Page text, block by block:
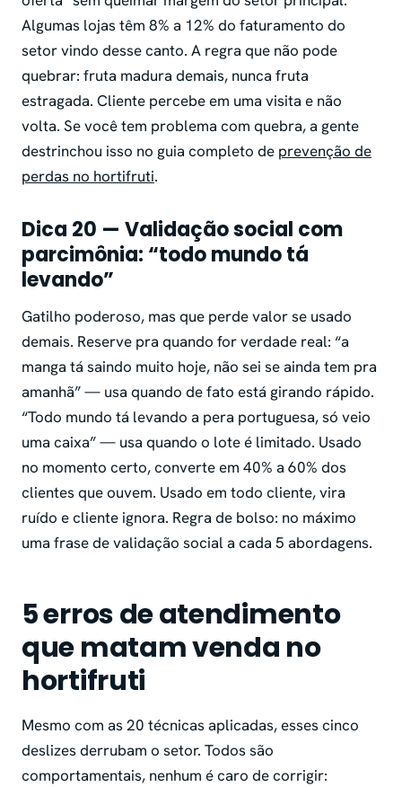
Algumas lojas têm 8% a 12% do faturamento do
setor vindo desse canto. A regra que não pode
quebrar: fruta madura demais, nunca fruta
estragada. Cliente percebe em uma visita e não
volta. Se você tem problema com quebra, a gente
destrinchou isso no guia completo de prevenção de
perdas no hortifruti.
Dica 20 — Validação social com
parcimônia: “todo mundo tá
levando”
Gatilho poderoso, mas que perde valor se usado
demais. Reserve pra quando for verdade real: “a
manga tá saindo muito hoje, não sei se ainda tem pra
amanhã” — usa quando de fato está girando rápido.
“Todo mundo tá levando a pera portuguesa, só veio
uma caixa” — usa quando o lote é limitado. Usado
no momento certo, converte em 40% a 60% dos
clientes que ouvem. Usado em todo cliente, vira
ruído e cliente ignora. Regra de bolso: no máximo
uma frase de validação social a cada 5 abordagens.
5 erros de atendimento
que matam venda no
hortifruti
Mesmo com as 20 técnicas aplicadas, esses cinco
deslizes derrubam o setor. Todos são
comportamentais, nenhum é caro de corrigir: